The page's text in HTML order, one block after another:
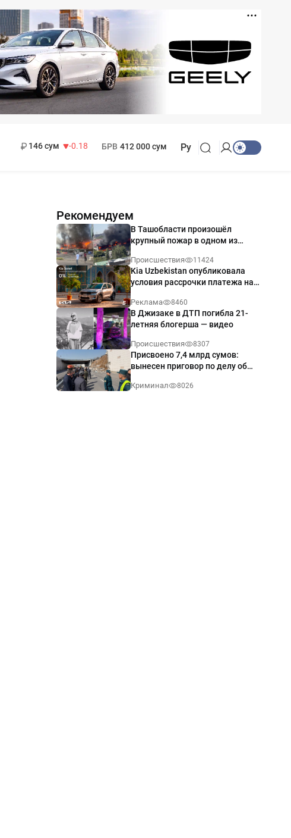
146 сум
-0.18
БРВ 412 000 сум Ру
Рекомендуем
В Ташобласти произошёл
крупный пожар в одном из
Происшествия 11424
Kia Uzbekistan опубликовала
условия рассрочки платежа на
годовых
Реклама 8460
В Джизаке в ДТП погибла 21-
летняя блогерша — видео
Происшествия 8307
Присвоено 7,4 млрд сумов:
вынесен приговор по делу об
Ташкенте
Криминал 8026